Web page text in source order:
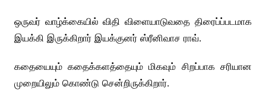
ஒருவர் வாழ்க்கையில் விதி விளையாடுவதை திரைப்ப்படமாக
இயக்கி இருக்கிறார் இயக்குனர் ஸ்ரீனிவாச ராவ்.
கதையையும் கதைக்களத்தையும் மிகவும் சிறப்பாக சரியான
முறையிலும் கொண்டு சென்றிருக்கிறார்.